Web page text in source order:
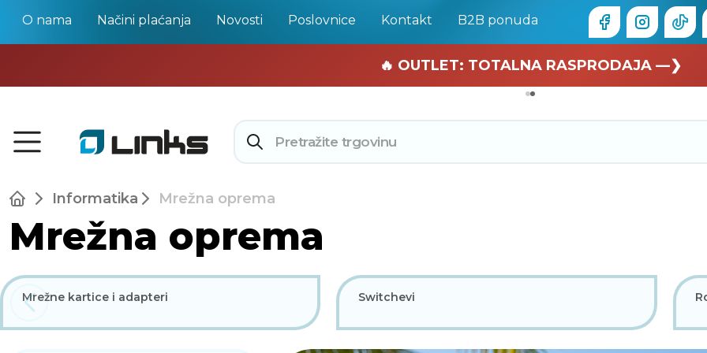
O nama Načini plaćanja Novosti Poslovnice Kontakt B2B ponuda
🏄 Zaslužuješ odmor —❯
🔥 OUTLET: TOTALNA RASPRODAJA —❯
Informatika Mrežna oprema
Mrežna oprema
Mrežne kartice i adapteri Switchevi